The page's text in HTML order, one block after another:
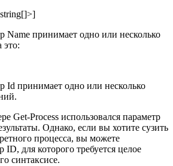
Name принимает одно или несколько
это:
Id принимает одно или несколько
Get-Process использовался параметр
Однако, если вы хотите сузить
процесса, вы можете
ID, для которого требуется целое
синтаксисе.